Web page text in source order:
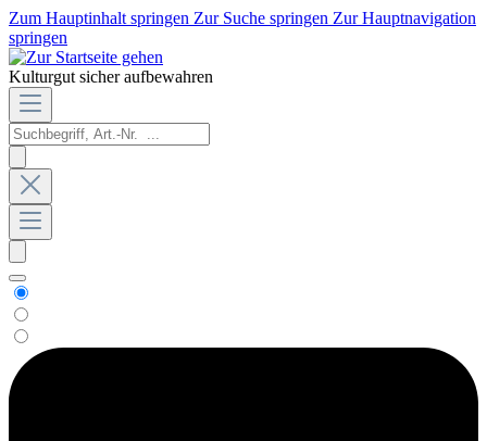
Zum Hauptinhalt springen Zur Suche springen Zur Hauptnavigation
springen
Kulturgut sicher aufbewahren